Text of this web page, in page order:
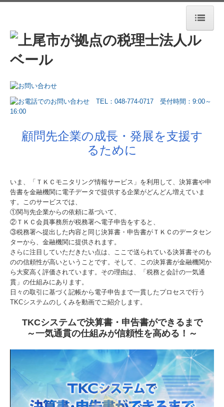
ホーム
法人案内
業務案内
お客さまの声
相続税・資産税について
採用情報
お問い合わせ
プライバシーポリシー
顧問先企業の成長・発展を支援す
るために
いま、「ＴＫＣモニタリング情報サービス」を利用して、決算書や申
告書を金融機関に電子データで提供する企業がどんどん増えていま
す。このサービスでは、
①関与先企業からの依頼に基づいて、
②ＴＫＣ会員事務所が税務署へ電子申告をすると、
③税務署へ提出した内容と同じ決算書・申告書がＴＫＣのデータセン
ターから、金融機関に提供されます。
さらに注目していただきたい点は、ここで送られている決算書そのも
のの信頼性が高いということです。そして、この決算書が金融機関か
ら大変高く評価されています。その理由は、「税務と会計の一気通
貫」の仕組みにあります。
日々の取引に基づく記帳から電子申告まで一貫したプロセスで行う
TKCシステムのしくみを動画でご紹介します。
TKCシステムで決算書・申告書ができるまで
～一気通貫の仕組みが信頼性を高める！～